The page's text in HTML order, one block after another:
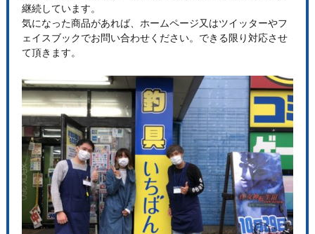
継続しています。
気になった商品があれば、ホームページ又はツイッターやフ
ェイスブックでお問い合わせください。できる限り対応させ
て頂きます。